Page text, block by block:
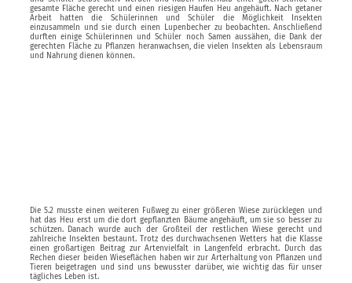
gesamte Fläche gerecht und einen riesigen Haufen Heu angehäuft. Nach getaner
Arbeit hatten die Schülerinnen und Schüler die Möglichkeit Insekten
einzusammeln und sie durch einen Lupenbecher zu beobachten. Anschließend
durften einige Schülerinnen und Schüler noch Samen aussähen, die Dank der
gerechten Fläche zu Pflanzen heranwachsen, die vielen Insekten als Lebensraum
und Nahrung dienen können.
Die 5.2 musste einen weiteren Fußweg zu einer größeren Wiese zurücklegen und
hat das Heu erst um die dort gepflanzten Bäume angehäuft, um sie so besser zu
schützen. Danach wurde auch der Großteil der restlichen Wiese gerecht und
zahlreiche Insekten bestaunt. Trotz des durchwachsenen Wetters hat die Klasse
einen großartigen Beitrag zur Artenvielfalt in Langenfeld erbracht. Durch das
Rechen dieser beiden Wieseflächen haben wir zur Arterhaltung von Pflanzen und
Tieren beigetragen und sind uns bewusster darüber, wie wichtig das für unser
tägliches Leben ist.